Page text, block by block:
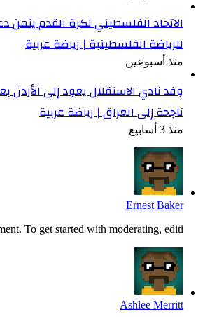
الاتحاد الفلسطيني لكرة القدم يثمن
للرياضة الفلسطينية | رياضة عربية
منذ أسبوعين
وفد نادي الاستقلال يعود إلى الأردن
ناجحة إلى العراق | رياضة عربية
منذ 3 أسابيع
Ernest Baker
To get started with moderating, editi...
Ashlee Merritt